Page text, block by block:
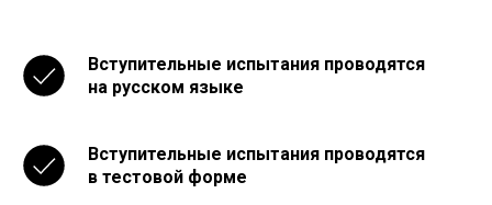
Вступительные испытания проводятся
на русском языке
Вступительные испытания проводятся
в тестовой форме